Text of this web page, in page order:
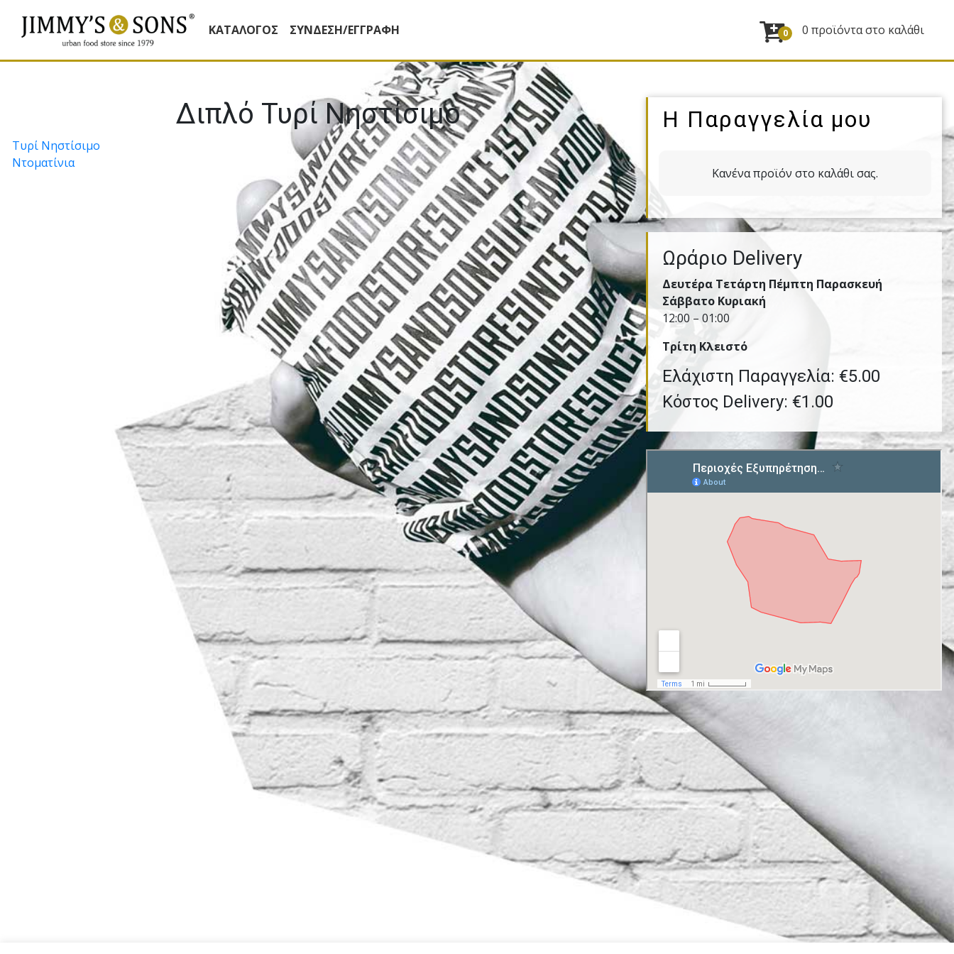
ΚΑΤΆΛΟΓΟΣ ΣΥΝΔΕΣΗ/ΕΓΓΡΑΦΗ 0 0 προϊόντα στο καλάθι
Διπλό Τυρί Νηστίσιμο
Πλοήγηση
άρθρων
Τυρί Νηστίσιμο
Ντοματίνια
Η Παραγγελία μου
Κανένα προϊόν στο καλάθι σας.
Ωράριο Delivery
Δευτέρα Τετάρτη Πέμπτη Παρασκευή
Σάββατο Κυριακή
12:00 – 01:00
Τρίτη Kλειστό
Ελάχιστη Παραγγελία: €5.00
Κόστος Delivery: €1.00